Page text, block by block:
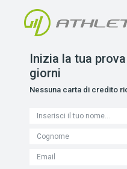
Inizia la tua
giorni
Nessuna carta di credito